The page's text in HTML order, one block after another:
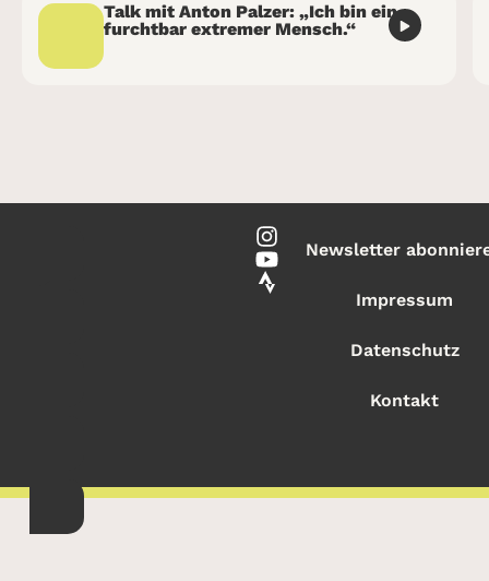
Talk mit Anton Palzer: „Ich bin ein
furchtbar extremer Mensch.“
Newsletter
Impressum
Datenschutz
Kontakt